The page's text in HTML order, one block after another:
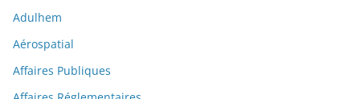
Adulhem
Aérospatial
Affaires Publiques